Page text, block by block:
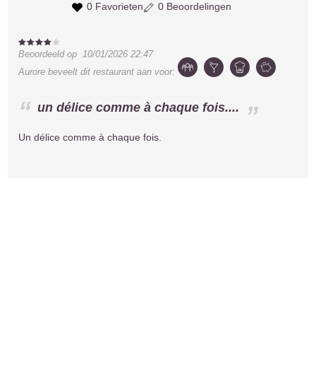
0 Favorieten
0 Beoordelingen
Beoordeeld op10/01/2026 22:47
Aurore beveelt dit restaurant aan voor:
un délice comme à chaque fois....
Un délice comme à chaque fois.